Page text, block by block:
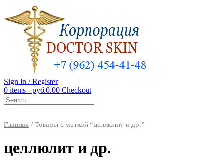
Sign In / Register
0 items - руб.0.00 Checkout
Главная / Товары с меткой “целлюлит и др.”
целлюлит и др.